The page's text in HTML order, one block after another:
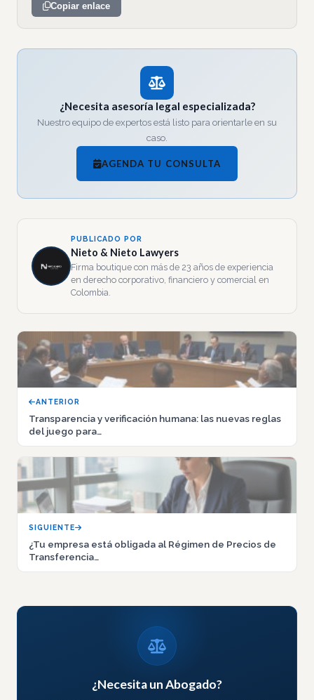
Copiar enlace
¿Necesita asesoría legal especializada?
Nuestro equipo de expertos está listo para orientarle en su
caso.
AGENDA TU CONSULTA
PUBLICADO POR
Nieto & Nieto Lawyers
Firma boutique con más de 23 años de experiencia
en derecho corporativo, financiero y comercial en
Colombia.
ANTERIOR
Transparencia y verificación humana: las nuevas reglas
del juego para…
SIGUIENTE
¿Tu empresa está obligada al Régimen de Precios de
Transferencia…
¿Necesita un Abogado?